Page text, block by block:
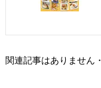
関連記事はありません